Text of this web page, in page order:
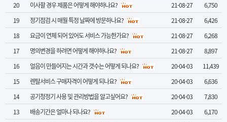
20
이사할 경우 제품은 어떻게 해야하나요? 21-08-27
6,750
19
정기점검 시 매월 특정 날짜에 방문하나요? 21-08-27
6,426
18
요금이 연체 되어 있어도 서비스 가능한가요? 21-08-27
6,268
17
명의변경을 하려면 어떻게 해야하나요? 21-08-27
8,897
16
얼음이 만들어지는 시간과 갯수는 어떻게 되나요? 20-04-03
11,439
15
렌탈서비스 구매자격이 어떻게 되나요? 20-04-03
6,636
14
공기청정기 사용 및 관리방법을 알고싶어요? 20-04-03
7,830
13
배송기간은 얼마나 되나요? 20-04-03
6,170